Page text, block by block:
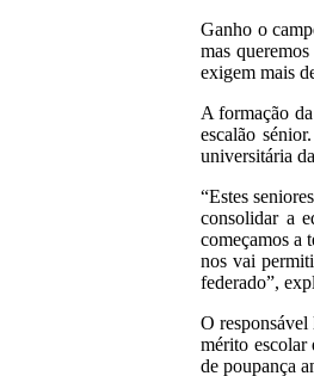
Ganho o
mas
exigem mais
A formação
escalão
universitária
“Estes
consolidar a
começamos a
nos vai
federado”,
O
mérito escolar
de poupança